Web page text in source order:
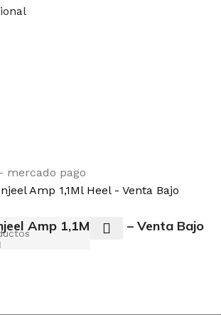
Amp 1,1Ml Heel – Venta Bajo